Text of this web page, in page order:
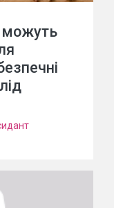
можуть